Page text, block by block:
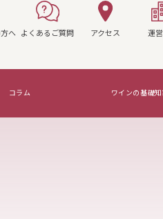
へ よくあるご質問 アクセス 運
コラム ワインの基礎